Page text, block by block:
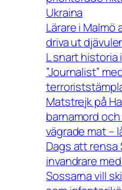
Ukraina
Lärare i
driva ut
L snart historia
”Journalist”
Matstrejk på
barnamord
vägrade mat –
Dags att rensa
invandrare
Sossarna vill